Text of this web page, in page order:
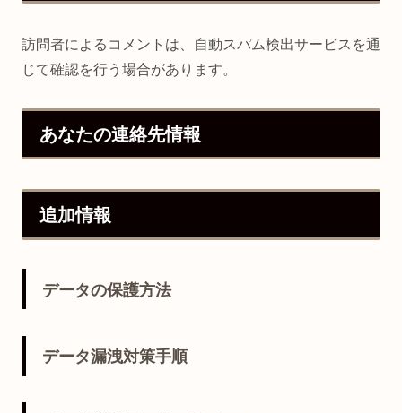
訪問者によるコメントは、自動スパム検出サービスを通
じて確認を行う場合があります。
あなたの連絡先情報
追加情報
データの保護方法
データ漏洩対策手順